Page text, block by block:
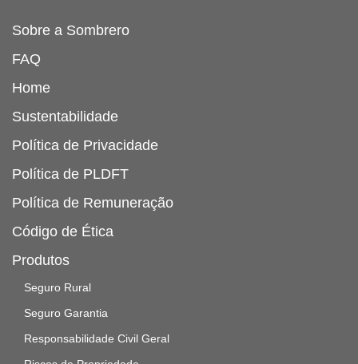
Sobre a Sombrero
FAQ
Home
Sustentabilidade
Política de Privacidade
Política de PLDFT
Política de Remuneração
Código de Ética
Produtos
Seguro Rural
Seguro Garantia
Responsabilidade Civil Geral